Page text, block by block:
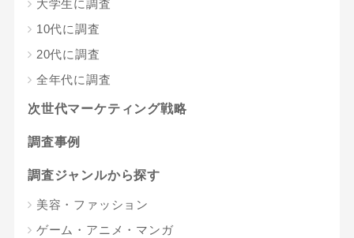
大学生に調査
10代に調査
20代に調査
全年代に調査
次世代マーケティング戦略
調査事例
調査ジャンルから探す
美容・ファッション
ゲーム・アニメ・マンガ